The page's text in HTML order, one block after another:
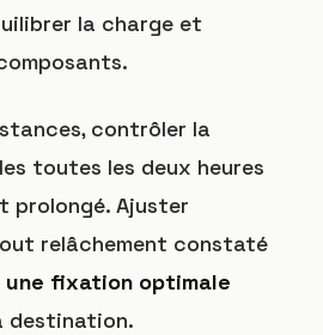
la charge et
contrôler la
toutes les deux heures
prolongé. Ajuster
relâchement constaté
une fixation optimale
destination.